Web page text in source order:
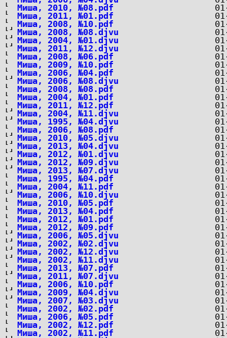
Миша, 2010, №08.pdf
Миша, 2011, №01.pdf
Миша, 2008, №10.pdf
Миша, 2008, №08.djvu
Миша, 2004, №01.djvu
Миша, 2011, №12.djvu
Миша, 2008, №06.pdf
Миша, 2009, №10.pdf
Миша, 2006, №04.pdf
Миша, 2006, №08.djvu
Миша, 2008, №08.pdf
Миша, 2004, №01.pdf
Миша, 2011, №12.pdf
Миша, 2004, №11.djvu
Миша, 1995, №04.djvu
Миша, 2006, №08.pdf
Миша, 2010, №05.djvu
Миша, 2013, №04.djvu
Миша, 2012, №01.djvu
Миша, 2012, №09.djvu
Миша, 2013, №07.djvu
Миша, 1995, №04.pdf
Миша, 2004, №11.pdf
Миша, 2006, №10.djvu
Миша, 2010, №05.pdf
Миша, 2013, №04.pdf
Миша, 2012, №01.pdf
Миша, 2012, №09.pdf
Миша, 2006, №05.djvu
Миша, 2002, №02.djvu
Миша, 2002, №12.djvu
Миша, 2002, №11.djvu
Миша, 2013, №07.pdf
Миша, 2011, №07.djvu
Миша, 2006, №10.pdf
Миша, 2009, №04.djvu
Миша, 2007, №03.djvu
Миша, 2002, №02.pdf
Миша, 2006, №05.pdf
Миша, 2002, №12.pdf
Миша, 2002, №11.pdf